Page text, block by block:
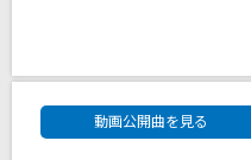
シャルル
DAM★ともボーカ
動画公開曲を見る